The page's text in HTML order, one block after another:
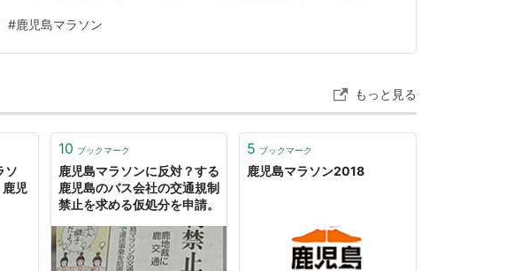
所で配置につくスタッフさんたち、お世…
#鹿児島マラソン
もっと見る
ソ
鹿児
10 ブックマーク
鹿児島マラソンに反対？する
鹿児島のバス会社の交通規制
禁止を求める仮処分を申請。
5 ブックマーク
鹿児島マラソン2018